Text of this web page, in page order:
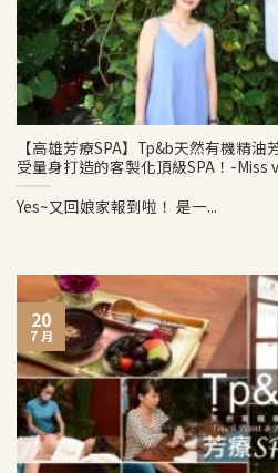
【高雄芳療SPA】Tp&b天然有機精
受量身打造的客製化頂級SPA！-Miss v
Yes~又回娘家報到啦！ 是一...
20
7 月